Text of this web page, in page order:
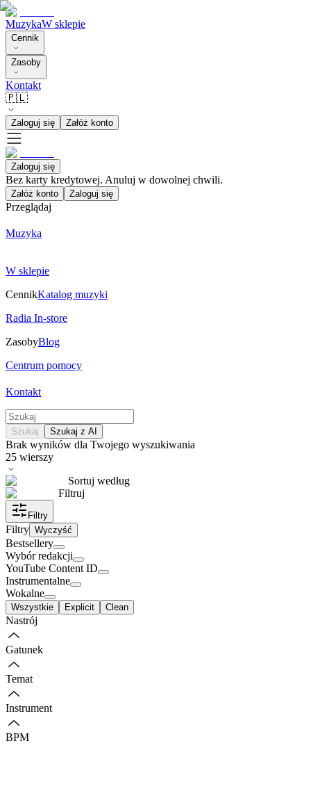
MuzykaW sklepie
Cennik
Zasoby
Kontakt
🇵🇱
Zaloguj się Załóż konto
Zaloguj się
Bez karty kredytowej. Anuluj w dowolnej chwili.
Załóż konto Zaloguj się
Przeglądaj
Muzyka
W sklepie
CennikKatalog muzyki
Radia In-store
ZasobyBlog
Centrum pomocy
Kontakt
Szukaj Szukaj z AI
Brak wyników dla Twojego wyszukiwania
25 wierszy
Sortuj według
Filtruj
Filtry
Filtry Wyczyść
Bestsellery
Wybór redakcji
YouTube Content ID
Instrumentalne
Wokalne
Wszystkie Explicit Clean
Nastrój
Gatunek
Temat
Instrument
BPM